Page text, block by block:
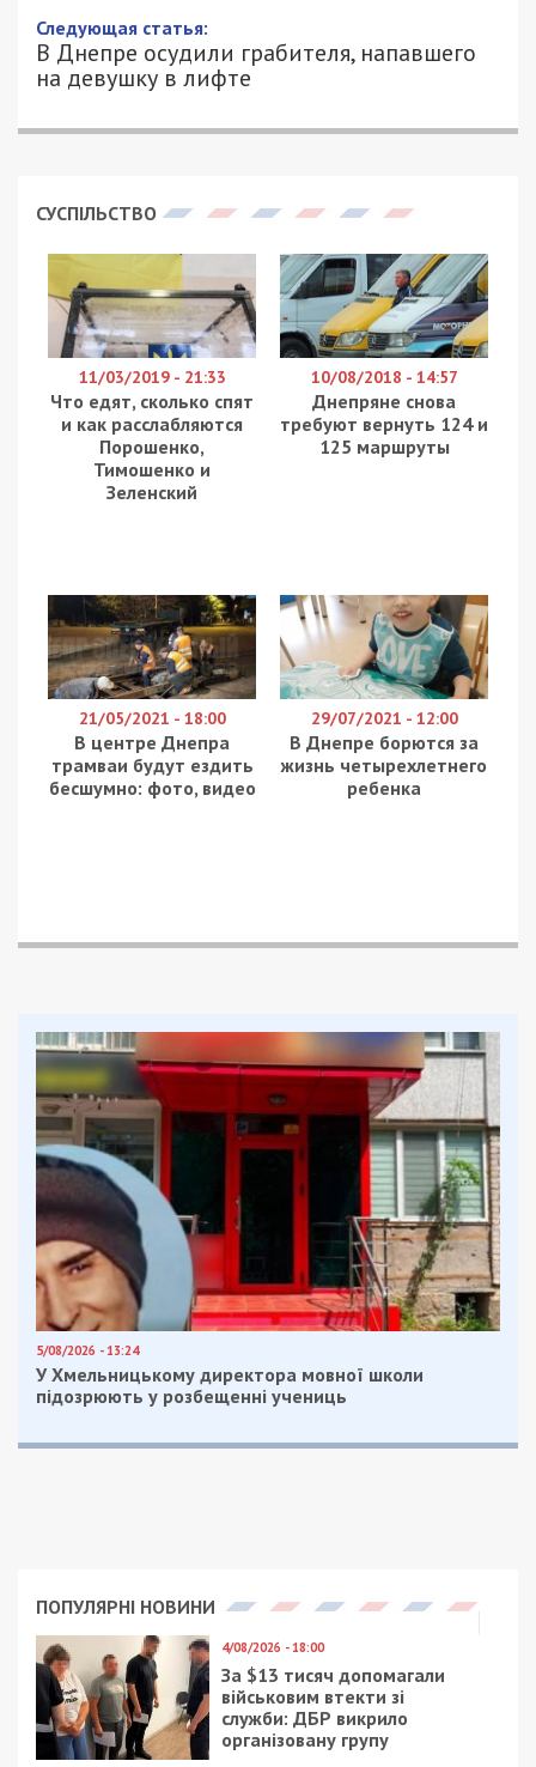
Следующая статья:
В Днепре осудили грабителя, напавшего
на девушку в лифте
СУСПІЛЬСТВО
11/03/2019 - 21:33
Что едят, сколько спят
и как расслабляются
Порошенко,
Тимошенко и
Зеленский
10/08/2018 - 14:57
Днепряне снова
требуют вернуть 124 и
125 маршруты
21/05/2021 - 18:00
В центре Днепра
трамваи будут ездить
беcшумно: фото, видео
29/07/2021 - 12:00
В Днепре борются за
жизнь четырехлетнего
ребенка
5/08/2026 - 13:24
У Хмельницькому директора мовної школи
підозрюють у розбещенні учениць
ПОПУЛЯРНІ НОВИНИ
4/08/2026 - 18:00
За $13 тисяч допомагали
військовим втекти зі
служби: ДБР викрило
організовану групу